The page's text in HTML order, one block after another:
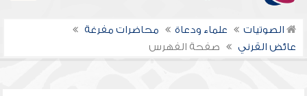
الصوتيات علماء ودعاة
محاضرات مفرغة
عائض القرني
صفحة الفهرس